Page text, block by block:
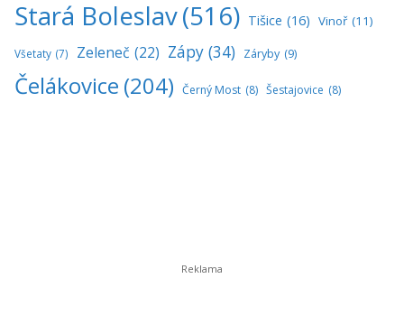
Stará Boleslav(516) Tišice (16) Vinoř (11)
Všetaty (7) Zeleneč (22) Zápy (34) Záryby (9)
Čelákovice (204) Černý Most (8) Šestajovice (8)